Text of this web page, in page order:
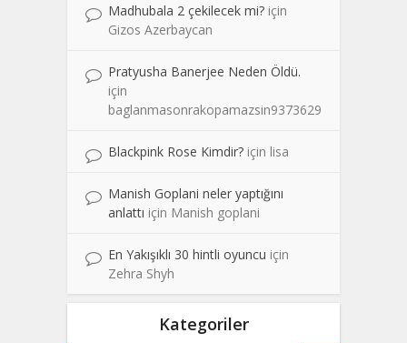
Madhubala 2 çekilecek mi? için
Gizos Azerbaycan
Pratyusha Banerjee Neden Öldü.
için
baglanmasonrakopamazsin9373629
Blackpink Rose Kimdir? için lisa
Manish Goplani neler yaptığını
anlattı için Manish goplani
En Yakışıklı 30 hintli oyuncu için
Zehra Shyh
Kategoriler